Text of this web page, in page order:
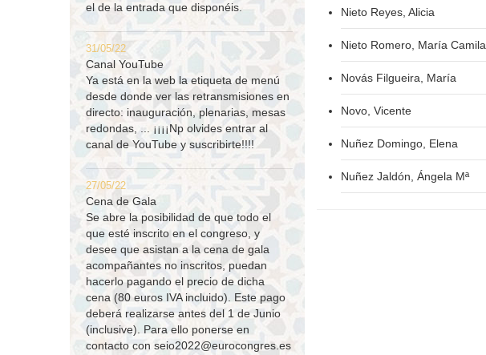
Nieto Reyes, Alicia
Nieto Romero, María Camila
Novás Filgueira, María
Novo, Vicente
Nuñez Domingo, Elena
Nuñez Jaldón, Ángela Mª
el de la entrada que disponéis.
31/05/22
Canal YouTube
Ya está en la web la etiqueta de menú
desde donde ver las retransmisiones en
directo: inauguración, plenarias, mesas
redondas, ... ¡¡¡¡Np olvides entrar al
canal de YouTube y suscribirte!!!!
27/05/22
Cena de Gala
Se abre la posibilidad de que todo el
que esté inscrito en el congreso, y
desee que asistan a la cena de gala
acompañantes no inscritos, puedan
hacerlo pagando el precio de dicha
cena (80 euros IVA incluido). Este pago
deberá realizarse antes del 1 de Junio
(inclusive). Para ello ponerse en
contacto con seio2022@eurocongres.es